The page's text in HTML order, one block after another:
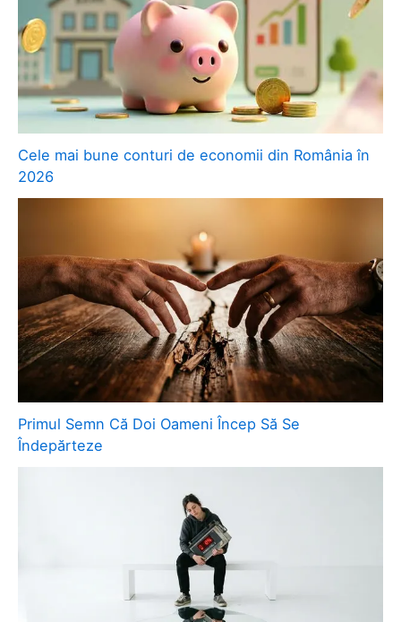
Cele mai bune conturi de economii din România în
2026
Primul Semn Că Doi Oameni Încep Să Se
Îndepărteze